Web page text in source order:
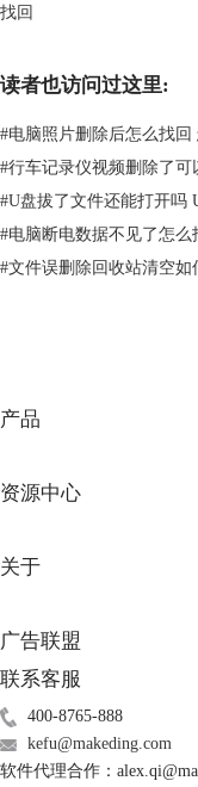
二、怎样找回U盘里丢失的
U盘文件丢失，找回方法如
Windows双系统的数据恢
家普遍都能用。打开后界
精细化扫描范围。
2、点击下一个按钮进入图
找回
读者也访问过这里:
#电脑照片删除后怎么找
#行车记录仪视频删除了
#U盘拔了文件还能打开吗
#电脑断电数据不见了怎
#文件误删除回收站清空
产品
资源中心
关于
广告联盟
联系客服
400-8765-888
kefu@makeding.com
软件代理合作：